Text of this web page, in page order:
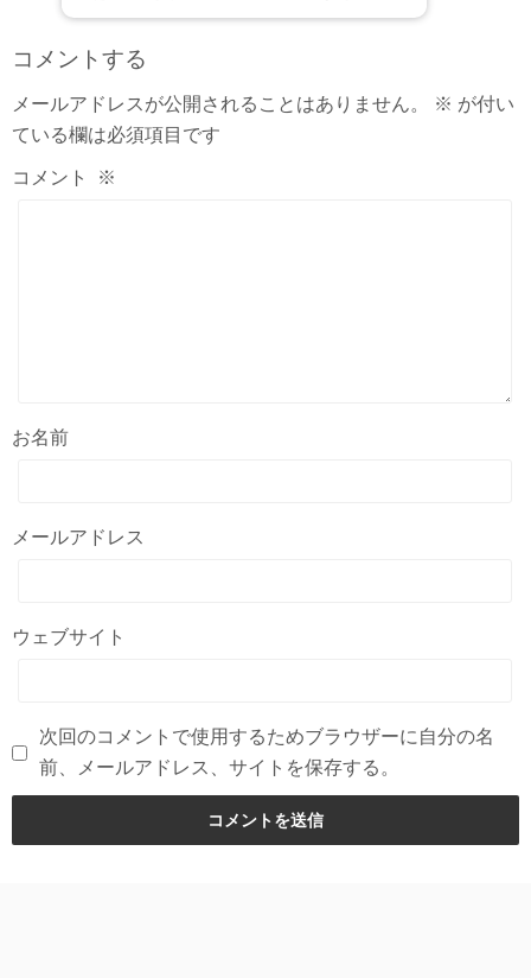
コメントする
メールアドレスが公開されることはありません。 ※ が付い
ている欄は必須項目です
コメント ※
お名前
メールアドレス
ウェブサイト
次回のコメントで使用するためブラウザーに自分の名
前、メールアドレス、サイトを保存する。